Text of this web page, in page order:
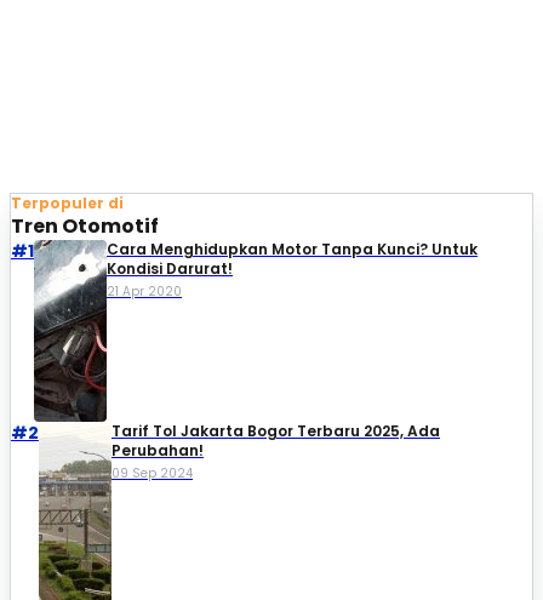
Terpopuler di
Tren Otomotif
#1
Cara Menghidupkan Motor Tanpa Kunci? Untuk
Kondisi Darurat!
21 Apr 2020
#2
Tarif Tol Jakarta Bogor Terbaru 2025, Ada
Perubahan!
09 Sep 2024